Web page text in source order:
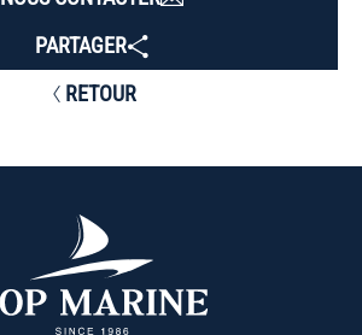
RETOUR
PARTAGER